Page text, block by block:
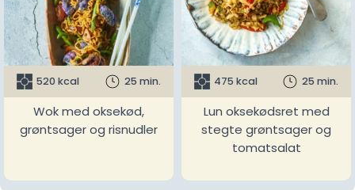
520 kcal 25 min.
Wok med oksekød,
grøntsager og risnudler
475 kcal 25 min.
Lun oksekødsret med
stegte grøntsager og
tomatsalat